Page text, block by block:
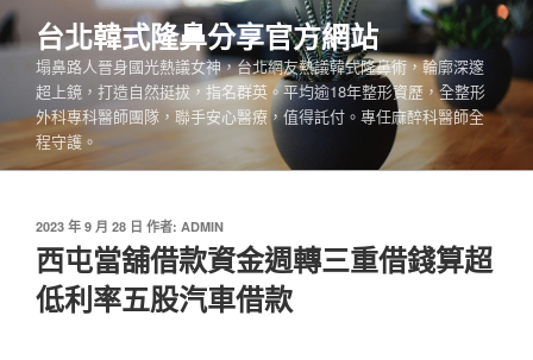
跳
至
內
台北韓式隆鼻分享官方網站
塌鼻路人晉身國光熱議女神，台北網友熱議韓式隆鼻術，輪廓深邃
超上鏡，打造自然挺拔，指名群英。平均逾18年整形資歷，全整形
外科專科醫師團隊，聯手安心醫療，值得託付。專任麻醉科醫師全
程守護。
發
佈
於
2023 年 9 月 28 日 作者: ADMIN
西屯當舖借款資金週轉三重借錢算超
低利率五股汽車借款